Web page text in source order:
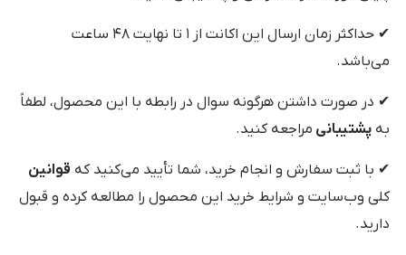
✔ حداکثر زمان ارسال این اکانت از ۱ تا نهایت ۴۸ ساعت
می‌باشد.
✔ در صورت داشتن هرگونه سوال در رابطه با این محصول، لطفاً
به پشتیبانی مراجعه کنید.
✔ با ثبت سفارش و انجام خرید، شما تأیید می‌کنید که قوانین
کلی وب‌سایت و شرایط خرید این محصول را مطالعه کرده و قبول
دارید.